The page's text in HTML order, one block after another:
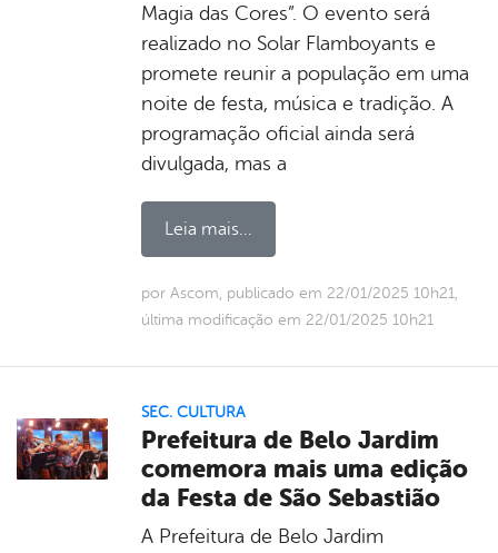
Magia das Cores”. O evento será
realizado no Solar Flamboyants e
promete reunir a população em uma
noite de festa, música e tradição. A
programação oficial ainda será
divulgada, mas a
Leia mais...
por Ascom, publicado em 22/01/2025 10h21,
última modificação em 22/01/2025 10h21
SEC. CULTURA
Prefeitura de Belo Jardim
comemora mais uma edição
da Festa de São Sebastião
A Prefeitura de Belo Jardim